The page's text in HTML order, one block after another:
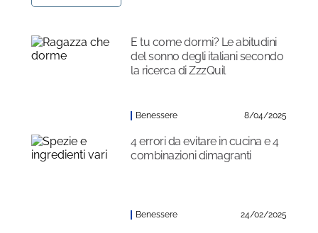
E tu come dormi? Le abitudini
del sonno degli italiani secondo
la ricerca di ZzzQuil
Benessere 8/04/2025
4 errori da evitare in cucina e 4
combinazioni dimagranti
Benessere 24/02/2025